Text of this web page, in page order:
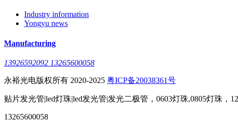
Industry information
Yongyu news
Manufacturing
13926592092 13265600058
永裕光电版权所有 2020-2025 粤ICP备20038361号
贴片发光管|led灯珠|led发光管|发光二极管，0603灯珠,0805灯珠，
13265600058